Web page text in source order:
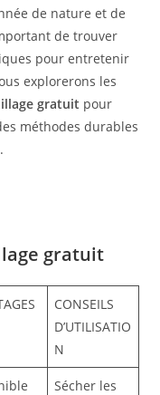
de nature et de
de trouver
pour entretenir
explorerons les
gratuit pour
méthodes durables
gratuit
CONSEILS
D’UTILISATIO
N
Sécher les